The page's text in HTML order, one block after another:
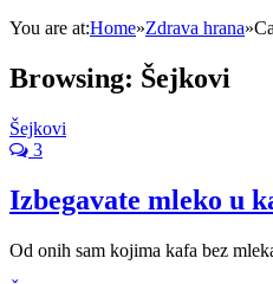
You are at:Home»Zdrava hrana»
Browsing: Šejkovi
Šejkovi
3
Izbegavate mleko u
Od onih sam kojima kafa bez